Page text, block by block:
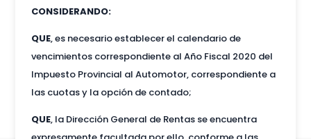
CONSIDERANDO:
QUE, es necesario establecer el calendario de
vencimientos correspondiente al Año Fiscal 2020 del
Impuesto Provincial al Automotor, correspondiente a
las cuotas y la opción de contado;
QUE, la Dirección General de Rentas se encuentra